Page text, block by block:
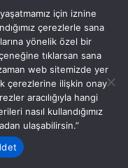
için iznine
çerezlerle sana
yönelik özel bir
tıklarsan sana
web sitemizde yer
çerezlerine ilişkin onay
aracılığıyla hangi
nasıl kullandığımız
ulaşabilirsin.”